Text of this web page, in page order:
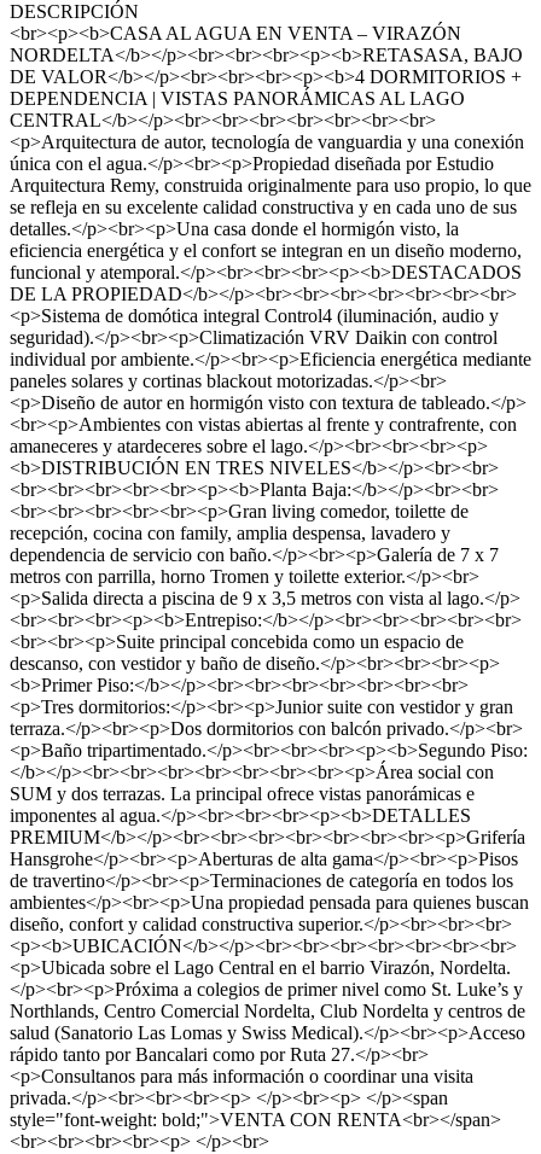
DESCRIPCIÓN
<br><p><b>CASA AL AGUA EN VENTA – VIRAZÓN
NORDELTA</b></p><br><br><br><p><b>RETASASA, BAJO
DE VALOR</b></p><br><br><br><p><b>4 DORMITORIOS +
DEPENDENCIA | VISTAS PANORÁMICAS AL LAGO
CENTRAL</b></p><br><br><br><br><br><br><br>
<p>Arquitectura de autor, tecnología de vanguardia y una conexión
única con el agua.</p><br><p>Propiedad diseñada por Estudio
Arquitectura Remy, construida originalmente para uso propio, lo que
se refleja en su excelente calidad constructiva y en cada uno de sus
detalles.</p><br><p>Una casa donde el hormigón visto, la
eficiencia energética y el confort se integran en un diseño moderno,
funcional y atemporal.</p><br><br><br><p><b>DESTACADOS
DE LA PROPIEDAD</b></p><br><br><br><br><br><br><br>
<p>Sistema de domótica integral Control4 (iluminación, audio y
seguridad).</p><br><p>Climatización VRV Daikin con control
individual por ambiente.</p><br><p>Eficiencia energética mediante
paneles solares y cortinas blackout motorizadas.</p><br>
<p>Diseño de autor en hormigón visto con textura de tableado.</p>
<br><p>Ambientes con vistas abiertas al frente y contrafrente, con
amaneceres y atardeceres sobre el lago.</p><br><br><br><p>
<b>DISTRIBUCIÓN EN TRES NIVELES</b></p><br><br>
<br><br><br><br><br><p><b>Planta Baja:</b></p><br><br>
<br><br><br><br><br><p>Gran living comedor, toilette de
recepción, cocina con family, amplia despensa, lavadero y
dependencia de servicio con baño.</p><br><p>Galería de 7 x 7
metros con parrilla, horno Tromen y toilette exterior.</p><br>
<p>Salida directa a piscina de 9 x 3,5 metros con vista al lago.</p>
<br><br><br><p><b>Entrepiso:</b></p><br><br><br><br><br>
<br><br><p>Suite principal concebida como un espacio de
descanso, con vestidor y baño de diseño.</p><br><br><br><p>
<b>Primer Piso:</b></p><br><br><br><br><br><br><br>
<p>Tres dormitorios:</p><br><p>Junior suite con vestidor y gran
terraza.</p><br><p>Dos dormitorios con balcón privado.</p><br>
<p>Baño tripartimentado.</p><br><br><br><p><b>Segundo Piso:
</b></p><br><br><br><br><br><br><br><p>Área social con
SUM y dos terrazas. La principal ofrece vistas panorámicas e
imponentes al agua.</p><br><br><br><p><b>DETALLES
PREMIUM</b></p><br><br><br><br><br><br><br><p>Grifería
Hansgrohe</p><br><p>Aberturas de alta gama</p><br><p>Pisos
de travertino</p><br><p>Terminaciones de categoría en todos los
ambientes</p><br><p>Una propiedad pensada para quienes buscan
diseño, confort y calidad constructiva superior.</p><br><br><br>
<p><b>UBICACIÓN</b></p><br><br><br><br><br><br><br>
<p>Ubicada sobre el Lago Central en el barrio Virazón, Nordelta.
</p><br><p>Próxima a colegios de primer nivel como St. Luke’s y
Northlands, Centro Comercial Nordelta, Club Nordelta y centros de
salud (Sanatorio Las Lomas y Swiss Medical).</p><br><p>Acceso
rápido tanto por Bancalari como por Ruta 27.</p><br>
<p>Consultanos para más información o coordinar una visita
privada.</p><br><br><br><p> </p><br><p> </p><span
style="font-weight: bold;">VENTA CON RENTA<br></span>
<br><br><br><br><p> </p><br>